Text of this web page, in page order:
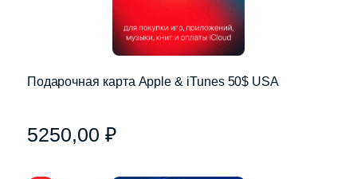
Подарочная карта Apple & iTunes 50$ USA
5250,00 ₽